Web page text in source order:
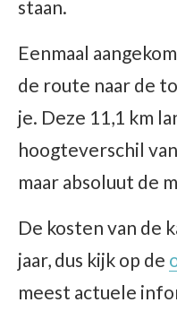
staan.
Eenmaal
de route naar de
je. Deze 11,1 km
hoogteverschil
maar absoluut de
De kosten van de
jaar, dus kijk op de
meest actuele